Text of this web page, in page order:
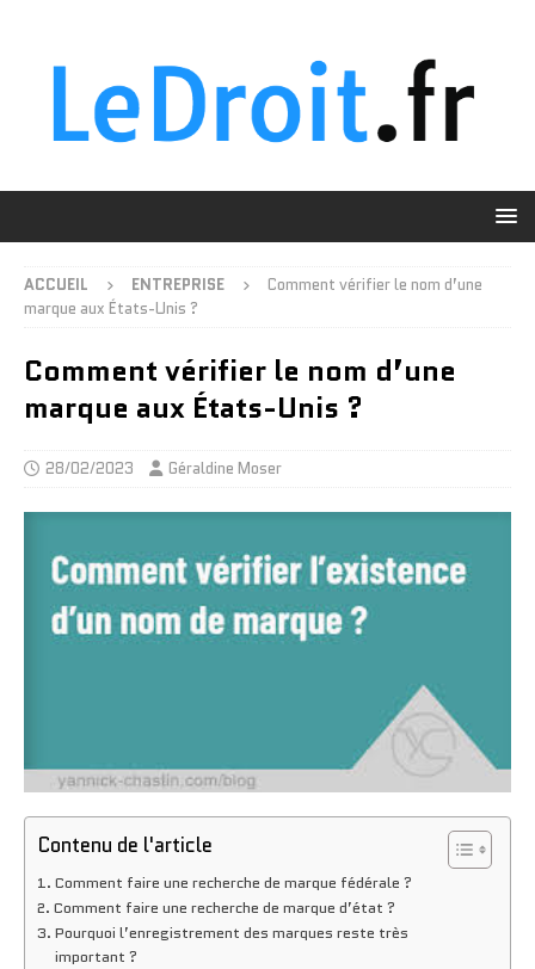
ACCUEIL ENTREPRISE
Comment vérifier le nom d’une
marque aux États-Unis ?
Comment vérifier le nom d’une
marque aux États-Unis ?
28/02/2023 Géraldine Moser
Contenu de l'article
Comment faire une recherche de marque fédérale ?
Comment faire une recherche de marque d’état ?
Pourquoi l’enregistrement des marques reste très
important ?